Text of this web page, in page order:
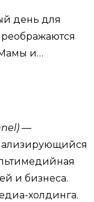
день для
и…
—
и бизнеса.
холдинга.